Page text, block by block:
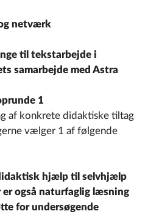
netværk
til tekstarbejde i
samarbejde med Astra
1
af konkrete didaktiske tiltag
vælger 1 af følgende
hjælp til selvhjælp
er også naturfaglig læsning
for undersøgende